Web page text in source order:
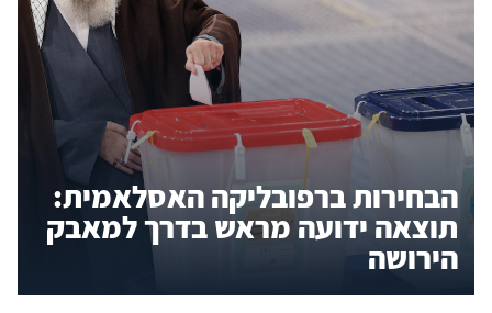
הבחירות ברפובליקה האסלאמית:
תוצאה ידועה מראש בדרך למאבק
הירושה